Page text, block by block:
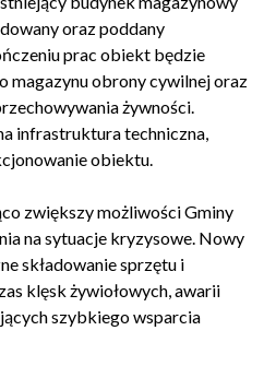
oraz poddany
prac obiekt będzie
magazynu obrony cywilnej oraz
żywności.
infrastruktura techniczna,
obiektu.
zwiększy możliwości Gminy
na sytuacje kryzysowe. Nowy
składowanie sprzętu i
klęsk żywiołowych, awarii
szybkiego wsparcia